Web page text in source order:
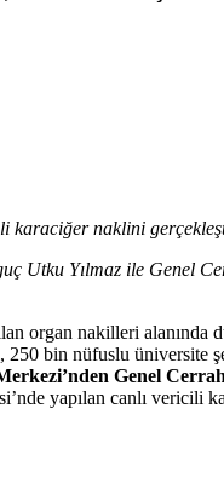
karaciğer naklini
Utku Yılmaz ile Genel
organ nakilleri
bin nüfuslu üniversite
Genel
yapılan canlı vericili